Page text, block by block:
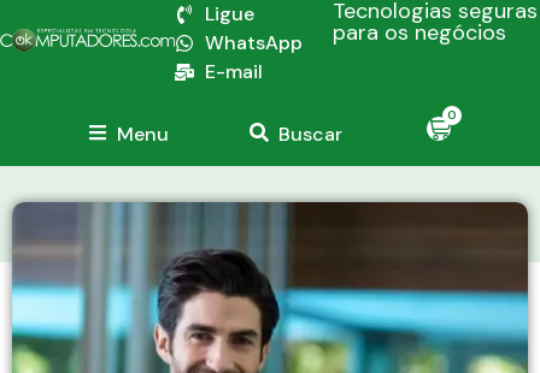
Ligue
WhatsApp
E-mail
Tecnologias seguras
para os negócios
Menu Buscar
0